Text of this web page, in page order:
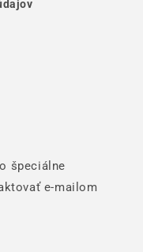
špeciálne
e-mailom